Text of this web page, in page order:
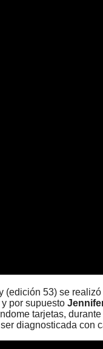
53) se
y por supuesto
tarjetas,
diagnosticada